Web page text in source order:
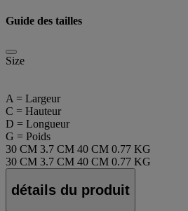
Guide des tailles
Size
A = Largeur
C = Hauteur
D = Longueur
G = Poids
30 CM 3.7 CM 40 CM 0.77 KG
30 CM 3.7 CM 40 CM 0.77 KG
détails du produit